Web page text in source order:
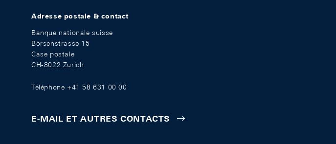
Adresse postale & contact
Banque nationale suisse
Börsenstrasse 15
Case postale
CH-8022 Zurich
Téléphone +41 58 631 00 00
E-MAIL ET AUTRES CONTACTS